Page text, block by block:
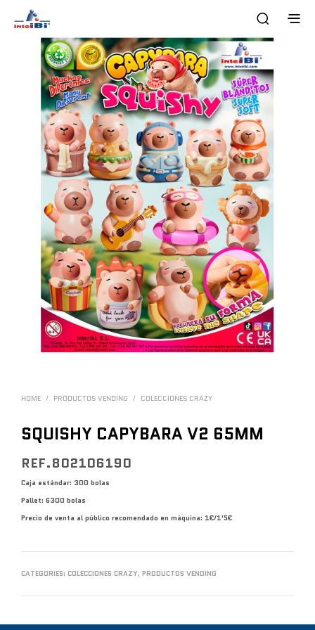
HOME / PRODUCTOS VENDING / COLECCIONES CRAZY
SQUISHY CAPYBARA V2 65MM
REF.802106190
Caja estándar: 300 bolas
Pallet: 6300 bolas
Precio de venta al público recomendado en máquina: 1€/1’5€
CATEGORIES: COLECCIONES CRAZY, PRODUCTOS VENDING